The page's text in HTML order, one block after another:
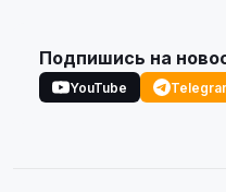
Подпишись на
YouTube